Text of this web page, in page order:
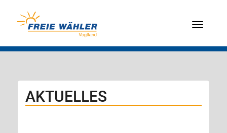
Menü
AKTUELLES